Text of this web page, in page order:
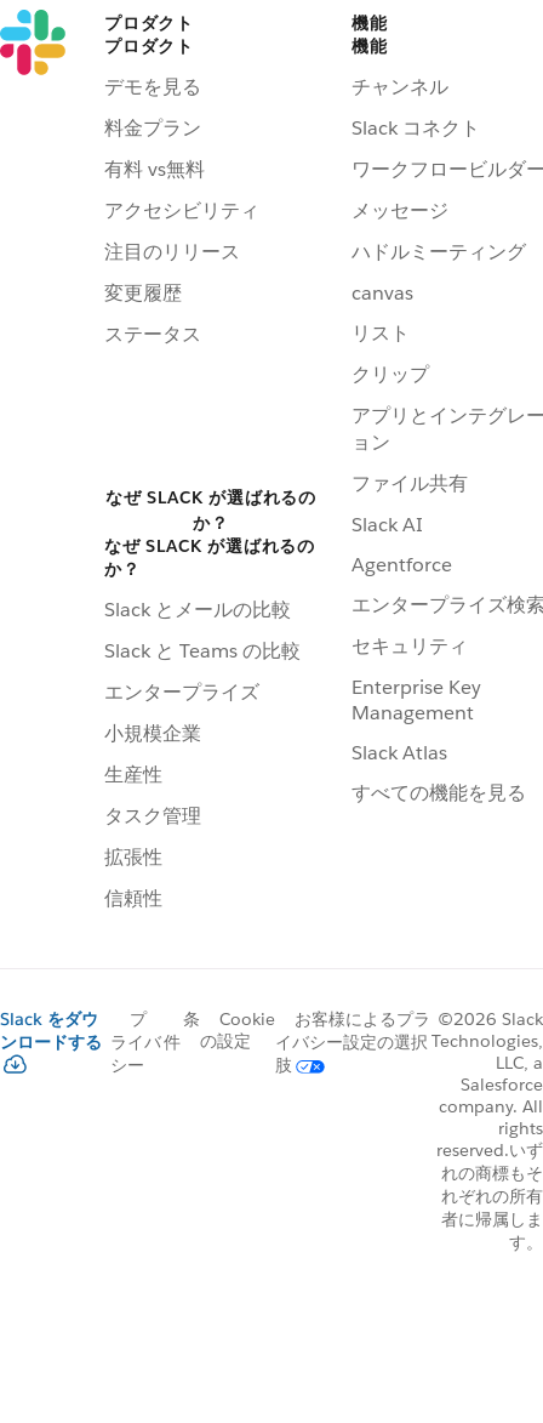
プロダクト
プロダクト
デモを見る
料金プラン
有料 vs無料
アクセシビリティ
注目のリリース
変更履歴
ステータス
なぜ SLACK が選ばれるの
か？
なぜ SLACK が選ばれるの
か？
Slack とメールの比較
Slack と Teams の比較
エンタープライズ
小規模企業
生産性
タスク管理
拡張性
信頼性
機能
機能
チャンネル
Slack コネクト
ワークフロービルダ
メッセージ
ハドルミーティング
canvas
リスト
クリップ
アプリとインテグレ
ョン
ファイル共有
Slack AI
Agentforce
エンタープライズ検
セキュリティ
Enterprise Key
Management
Slack Atlas
すべての機能を見る
Slack をダウ
ンロードする
プ
ライバ
シー
条
件
Cookie
の設定
お客様によるプラ
イバシー設定の選択
肢
©2026 Slack
Technologies,
LLC, a
Salesforce
company. All
rights
reserved.いず
れの商標もそ
れぞれの所有
者に帰属しま
す。